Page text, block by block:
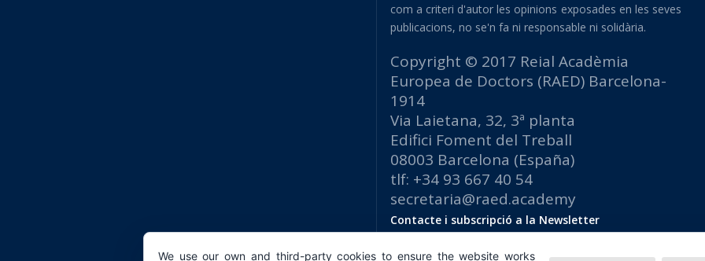
com a criteri d'autor les opinions exposades en les seves
publicacions, no se'n fa ni responsable ni solidària.
Copyright © 2017 Reial Acadèmia
Europea de Doctors (RAED) Barcelona-
1914
Via Laietana, 32, 3ª planta
Edifici Foment del Treball
08003 Barcelona (España)
tlf: +34 93 667 40 54
secretaria@raed.academy
Contacte i subscripció a la Newsletter
We use our own and third-party cookies to ensure the website works